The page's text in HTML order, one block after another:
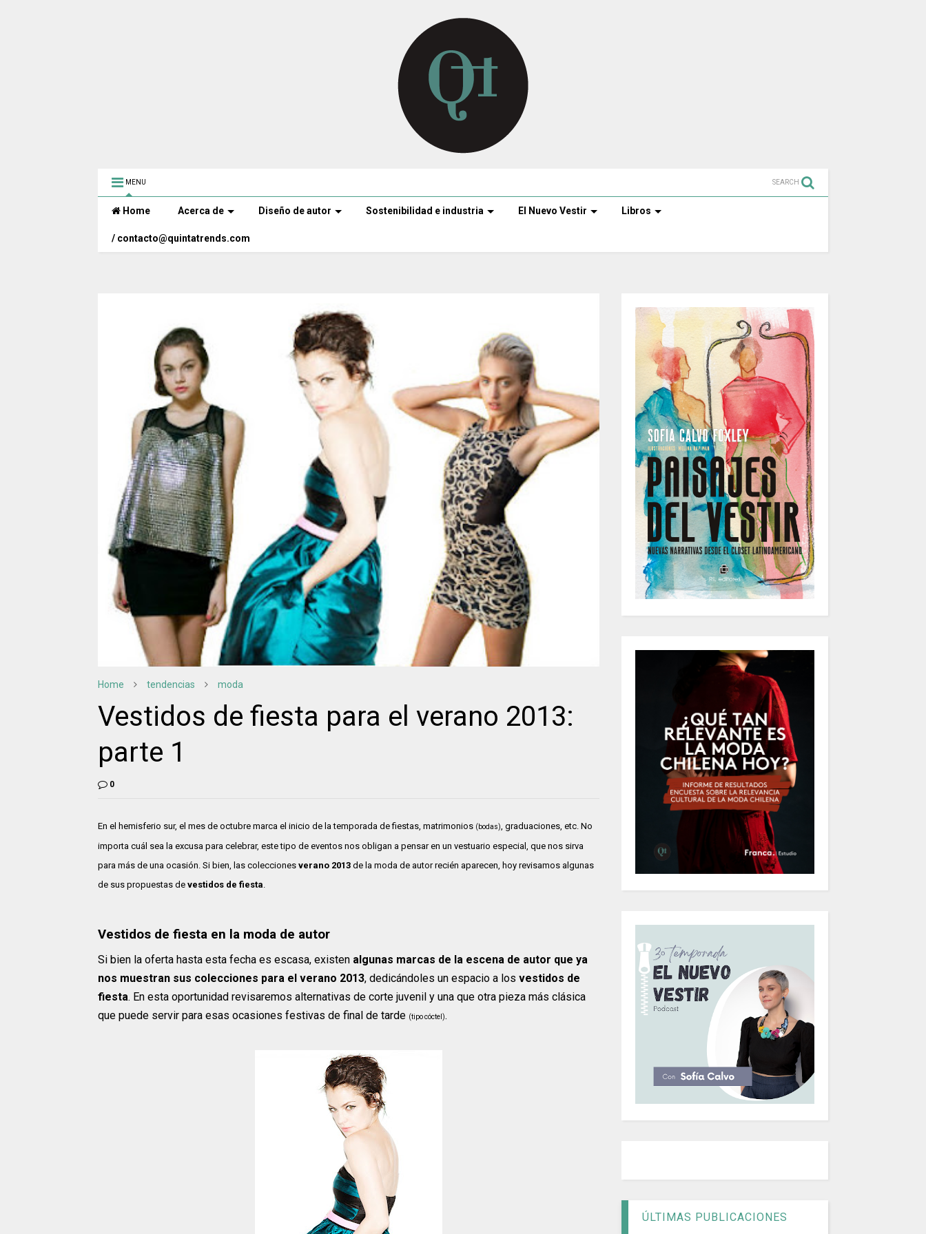
MENU SEARCH
Home Acerca de Diseño de autor Sostenibilidad e industria El Nuevo Vestir Libros
/ contacto@quintatrends.com
Home tendencias moda
Vestidos de fiesta para el verano 2013:
parte 1
0
En el hemisferio sur, el mes de octubre marca el inicio de la temporada de fiestas, matrimonios (bodas), graduaciones, etc. No
importa cuál sea la excusa para celebrar, este tipo de eventos nos obligan a pensar en un vestuario especial, que nos sirva
para más de una ocasión. Si bien, las colecciones verano 2013 de la moda de autor recién aparecen, hoy revisamos algunas
de sus propuestas de vestidos de fiesta.
Vestidos de fiesta en la moda de autor
Si bien la oferta hasta esta fecha es escasa, existen algunas marcas de la escena de autor que ya
nos muestran sus colecciones para el verano 2013, dedicándoles un espacio a los vestidos de
fiesta. En esta oportunidad revisaremos alternativas de corte juvenil y una que otra pieza más clásica
que puede servir para esas ocasiones festivas de final de tarde (tipo cóctel).
ÚLTIMAS PUBLICACIONES